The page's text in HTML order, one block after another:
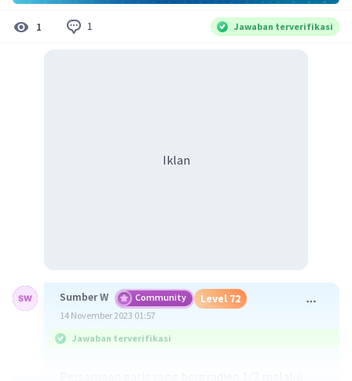
1 1 Jawaban terverifikasi
Iklan
Sumber W Community Level 72
14 November 2023 01:57
Jawaban terverifikasi